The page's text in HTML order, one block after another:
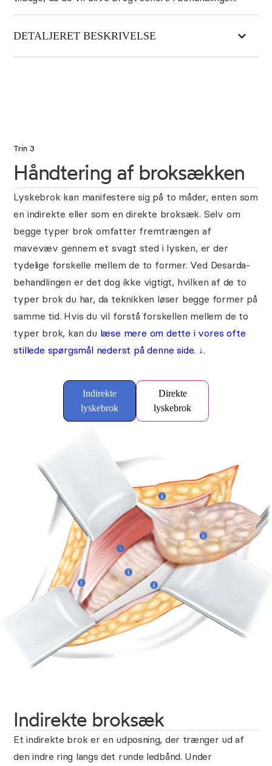
DETALJERET BESKRIVELSE
Trin 3
Håndtering af broksækken
Lyskebrok kan manifestere sig på to måder, enten som
en indirekte eller som en direkte broksæk. Selv om
begge typer brok omfatter fremtrængen af
mavevæv gennem et svagt sted i lysken, er der
tydelige forskelle mellem de to former. Ved Desarda-
behandlingen er det dog ikke vigtigt, hvilken af de to
typer brok du har, da teknikken løser begge former på
samme tid. Hvis du vil forstå forskellen mellem de to
typer brok, kan du læse mere om dette i vores ofte
stillede spørgsmål nederst på denne side. ↓.
Indirekte
lyskebrok
Direkte
lyskebrok
Indirekte broksæk
Et indirekte brok er en udposning, der trænger ud af
den indre ring langs det runde ledbånd. Under